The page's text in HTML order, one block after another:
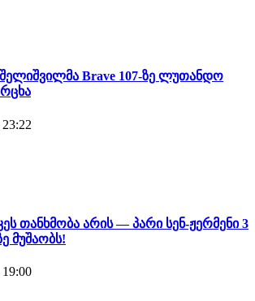
Brave 107-ზე ლუთანდო
თანხმობა არის — პარი სენ-ჟერმენი 3
მუშაობს!